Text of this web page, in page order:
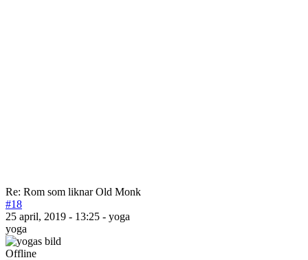
Re: Rom som liknar Old Monk
#18
25 april, 2019 - 13:25 - yoga
yoga
Offline